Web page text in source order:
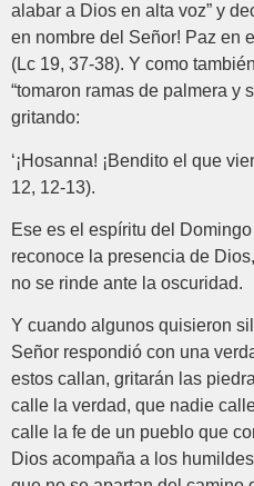
alabar a Dios en alta voz” y
en nombre del Señor! Paz en
(Lc 19, 37-38). Y como
“tomaron ramas de palmera y
gritando:
‘¡Hosanna! ¡Bendito el que
12, 12-13).
Ese es el espíritu del
reconoce la presencia de
no se rinde ante la oscuridad.
Y cuando algunos quisieron
Señor respondió con una
estos callan, gritarán las
calle la verdad, que nadie
calle la fe de un pueblo que
Dios acompaña a los